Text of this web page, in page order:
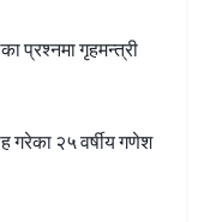
प्रश्नमा गृहमन्त्री
गरेका २५ वर्षीय गणेश